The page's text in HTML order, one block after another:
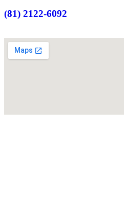
(81) 2122-6092